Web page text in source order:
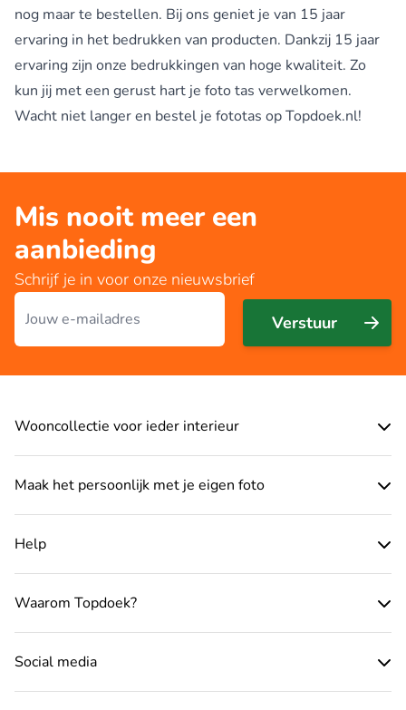
nog maar te bestellen. Bij ons geniet je van 15 jaar
ervaring in het bedrukken van producten. Dankzij 15 jaar
ervaring zijn onze bedrukkingen van hoge kwaliteit. Zo
kun jij met een gerust hart je foto tas verwelkomen.
Wacht niet langer en bestel je fototas op Topdoek.nl!
Mis nooit meer een
aanbieding
Schrijf je in voor onze nieuwsbrief
E-mailadres
Verstuur
Wooncollectie voor ieder interieur
Maak het persoonlijk met je eigen foto
Help
Waarom Topdoek?
Social media